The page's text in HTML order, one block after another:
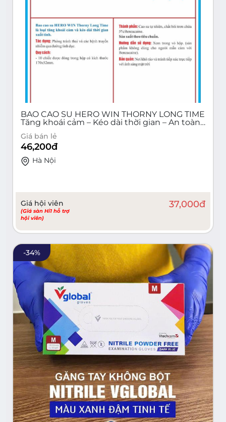
BAO CAO SU HERO WIN THORNY LONG TIME
Tăng khoái cảm – Kéo dài thời gian – An toàn
khi quan hệ (Hộp 10 cái)
Giá bán lẻ
46,200đ
Hà Nội
Giá hội viên
(Giá sàn Hi1 hỗ trợ
hội viên)
37,000đ
-34%